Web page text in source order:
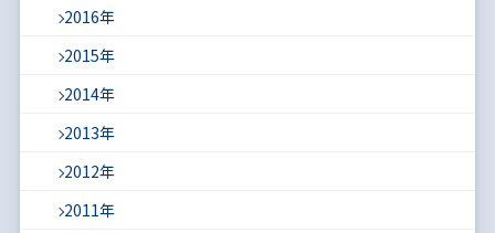
2016年
2015年
2014年
2013年
2012年
2011年